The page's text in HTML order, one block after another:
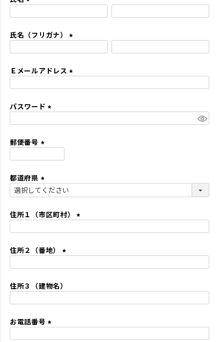
須
氏名（フリガナ）
須
Ｅメールアドレス
パスワード
郵便番号
須
)
都道府県
(
須
住所１（市区町村）
住所２（番地）
須
住所３（建物名）
お電話番号